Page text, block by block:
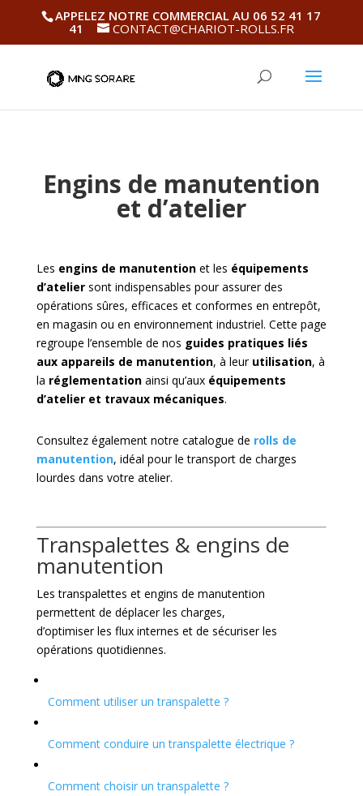
APPELEZ NOTRE COMMERCIAL AU 06 52 41 17
41
CONTACT@CHARIOT-ROLLS.FR
Engins de manutention
et d’atelier
Les engins de manutentionet les équipements
d’ateliersont indispensables pour assurer des
opérations sûres, efficaces et conformes en entrepôt,
en magasin ou en environnement industriel. Cette page
regroupe l’ensemble de nos guides pratiques liés
aux appareils de manutention, à leur utilisation, à
la réglementationainsi qu’aux équipements
d’atelier et travaux mécaniques.
Consultez également notre catalogue de rolls de
manutention, idéal pour le transport de charges
lourdes dans votre atelier.
Transpalettes & engins de
manutention
Les transpalettes et engins de manutention
permettent de déplacer les charges,
d’optimiser les flux internes et de sécuriser les
opérations quotidiennes.
Comment utiliser un transpalette ?
Comment conduire un transpalette électrique ?
Comment choisir un transpalette ?